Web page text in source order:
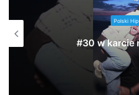
Polski
#30 w karcie